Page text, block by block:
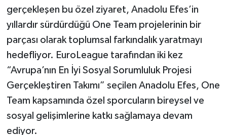
gerçekleşen bu özel ziyaret, Anadolu Efes’in
yıllardır sürdürdüğü One Team projelerinin bir
parçası olarak toplumsal farkındalık yaratmayı
hedefliyor. EuroLeague tarafından iki kez
“Avrupa’nın En İyi Sosyal Sorumluluk Projesi
Gerçekleştiren Takımı” seçilen Anadolu Efes, One
Team kapsamında özel sporcuların bireysel ve
sosyal gelişimlerine katkı sağlamaya devam
ediyor.